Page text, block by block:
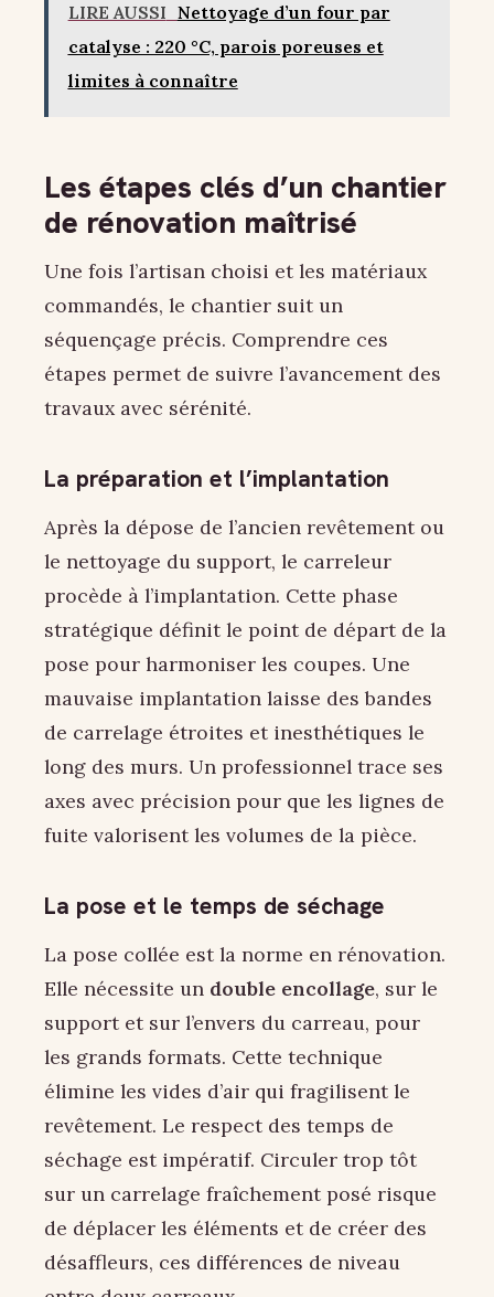
LIRE AUSSI Nettoyage d’un four par
catalyse : 220 °C, parois poreuses et
limites à connaître
Les étapes clés d’un chantier
de rénovation maîtrisé
Une fois l’artisan choisi et les matériaux
commandés, le chantier suit un
séquençage précis. Comprendre ces
étapes permet de suivre l’avancement des
travaux avec sérénité.
La préparation et l’implantation
Après la dépose de l’ancien revêtement ou
le nettoyage du support, le carreleur
procède à l’implantation. Cette phase
stratégique définit le point de départ de la
pose pour harmoniser les coupes. Une
mauvaise implantation laisse des bandes
de carrelage étroites et inesthétiques le
long des murs. Un professionnel trace ses
axes avec précision pour que les lignes de
fuite valorisent les volumes de la pièce.
La pose et le temps de séchage
La pose collée est la norme en rénovation.
Elle nécessite un double encollage, sur le
support et sur l’envers du carreau, pour
les grands formats. Cette technique
élimine les vides d’air qui fragilisent le
revêtement. Le respect des temps de
séchage est impératif. Circuler trop tôt
sur un carrelage fraîchement posé risque
de déplacer les éléments et de créer des
désaffleurs, ces différences de niveau